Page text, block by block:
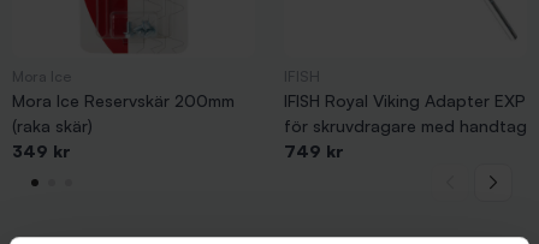
Mora Ice Reservskär 200mm
(raka skär)
349 kr
IFISH Royal Viking Adapter EXP
för skruvdragare med handtag
749 kr